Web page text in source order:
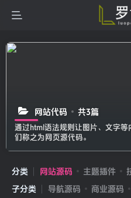
网站代码 共3篇
通过html语法规则让图片、文字
们称之为网页源代码。
分类 网站源码 主题插件
子分类
导航源码 商业源码